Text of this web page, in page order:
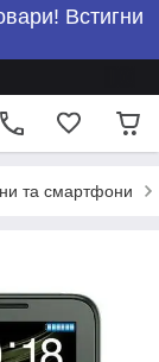
Встигни
та смартфони